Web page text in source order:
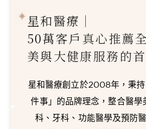
星和醫療｜
50萬客戶真心推薦
美與大健康服務的
星和醫療創立於2008年，秉
件事」的品牌理念，整合醫學
科、牙科、功能醫學及預防